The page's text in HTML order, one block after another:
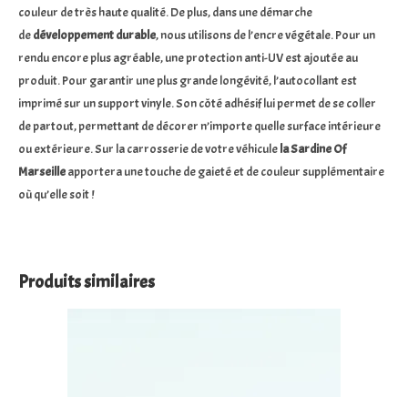
couleur de très haute qualité. De plus, dans une démarche
dedéveloppement durable, nous utilisons de l’encre végétale. Pour un
rendu encore plus agréable, une protection anti-UV est ajoutée au
produit. Pour garantir une plus grande longévité, l’autocollant est
imprimé sur un support vinyle. Son côté adhésif lui permet de se coller
de partout, permettant de décorer n’importe quelle surface intérieure
ou extérieure. Sur la carrosserie de votre véhiculela Sardine Of
Marseilleapportera une touche de gaieté et de couleur supplémentaire
où qu’elle soit !
Produits similaires